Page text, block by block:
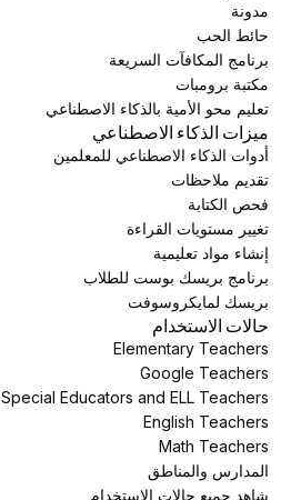
مدونة
حائط الحب
برنامج المكافآت السريعة
مكتبة برومبات
تعليم محو الأمية بالذكاء الاصطناعي
ميزات الذكاء الاصطناعي
أدوات الذكاء الاصطناعي للمعلمين
تقديم ملاحظات
فحص الكتابة
تغيير مستويات القراءة
إنشاء مواد تعليمية
برنامج بريسك بوست للطلاب
بريسك لمايكروسوفت
حالات الاستخدام
Elementary Teachers
Google Teachers
Special Educators and ELL Teachers
English Teachers
Math Teachers
المدارس والمناطق
شاهد جميع حالات الاستخدام